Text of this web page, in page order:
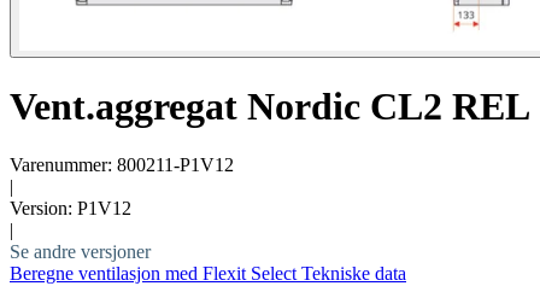
Vent.aggregat Nordic CL2 REL
Varenummer: 800211-P1V12
|
Version: P1V12
|
Se andre versjoner
Beregne ventilasjon med Flexit Select Tekniske data